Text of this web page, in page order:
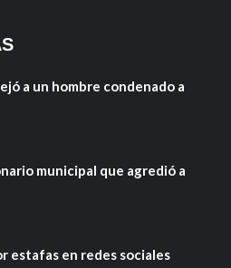
a un hombre condenado a
municipal que agredió a
estafas en redes sociales